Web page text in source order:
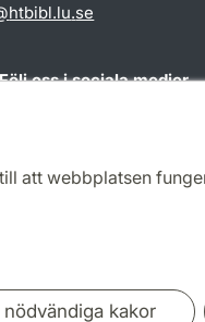
att webbplatsen
kakor
htbibl.lu.se
oss i sociala medier